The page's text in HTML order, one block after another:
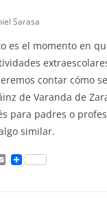
Sarasa
es el momento en
contar cómo
de Varanda de
para padres o
similar.
E